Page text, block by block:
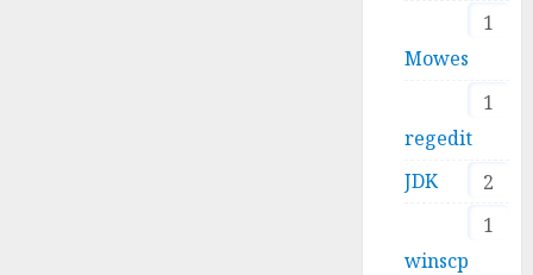
1
Mowes
1
regedit
2
JDK
1
winscp